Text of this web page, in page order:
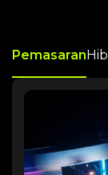
Pemasaran